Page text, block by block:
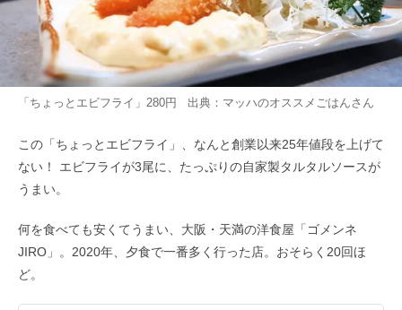
「ちょっとエビフライ」280円 出典： マッハのオススメごはんさん
この「ちょっとエビフライ」、なんと創業以来25年値段を上げて
ない！ エビフライが3尾に、たっぷりの自家製タルタルソースが
うまい。
何を食べても安くてうまい、大阪・天満の洋食屋「ゴメンネ
JIRO」。2020年、夕食で一番多く行った店。おそらく20回ほ
ど。